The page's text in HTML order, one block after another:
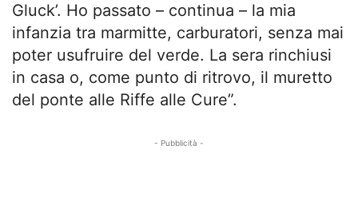
Gluck’. Ho passato – continua – la mia
infanzia tra marmitte, carburatori, senza mai
poter usufruire del verde. La sera rinchiusi
in casa o, come punto di ritrovo, il muretto
del ponte alle Riffe alle Cure”.
- Pubblicità -